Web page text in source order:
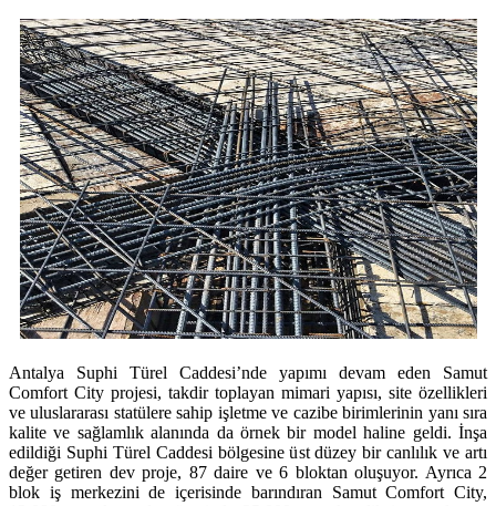
Antalya Suphi Türel Caddesi’nde yapımı devam eden Samut
Comfort City projesi, takdir toplayan mimari yapısı, site özellikleri
ve uluslararası statülere sahip işletme ve cazibe birimlerinin yanı sıra
kalite ve sağlamlık alanında da örnek bir model haline geldi. İnşa
edildiği Suphi Türel Caddesi bölgesine üst düzey bir canlılık ve artı
değer getiren dev proje, 87 daire ve 6 bloktan oluşuyor. Ayrıca 2
blok iş merkezini de içerisinde barındıran Samut Comfort City,